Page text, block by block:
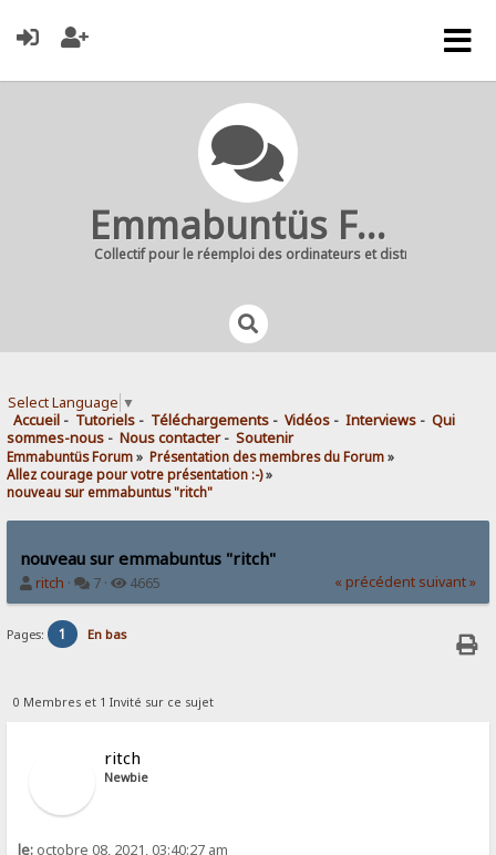
Emmabuntüs Forum
Collectif pour le réemploi des ordinateurs et distribution Linux
Select Language ▼
Accueil - Tutoriels - Téléchargements - Vidéos - Interviews - Qui
sommes-nous - Nous contacter - Soutenir
Emmabuntüs Forum» Présentation des membres du Forum»
Allez courage pour votre présentation :-)»
nouveau sur emmabuntus "ritch"
nouveau sur emmabuntus "ritch"
ritch · 7 · 4665 « précédent suivant »
Pages: 1 En bas
0 Membres et 1 Invité sur ce sujet
ritch
Newbie
le: octobre 08, 2021, 03:40:27 am